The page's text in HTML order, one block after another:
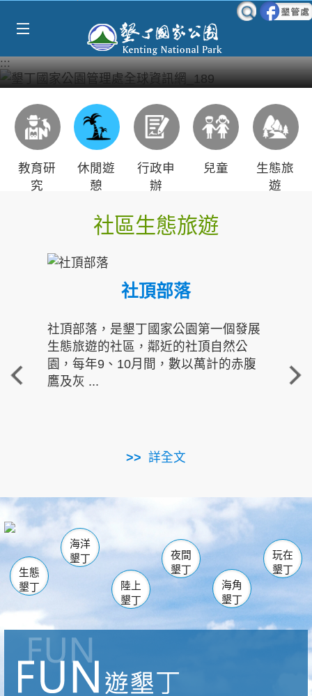
:::
教育研
究
休閒遊
憩
行政申
辦
兒童
生態旅
遊
社區生態旅遊
社頂部落
社頂部落，是墾丁國家公園第一個發展
生態旅遊的社區，鄰近的社頂自然公
園，每年9、10月間，數以萬計的赤腹
鷹及灰 ...
詳全文
重
走進
南仁湖
海生館
恆春 佳樂水
龍鑾潭自然中心 森林遊樂區
瓊麻館
關山 墾管處遊客中心
社頂公園 風吹沙
船帆石
白砂 龍磐公園
香蕉灣
砂島
鵝鑾鼻
生態
墾丁
海洋
墾丁
陸上
墾丁
夜間
墾丁
海角
墾丁
玩在
墾丁